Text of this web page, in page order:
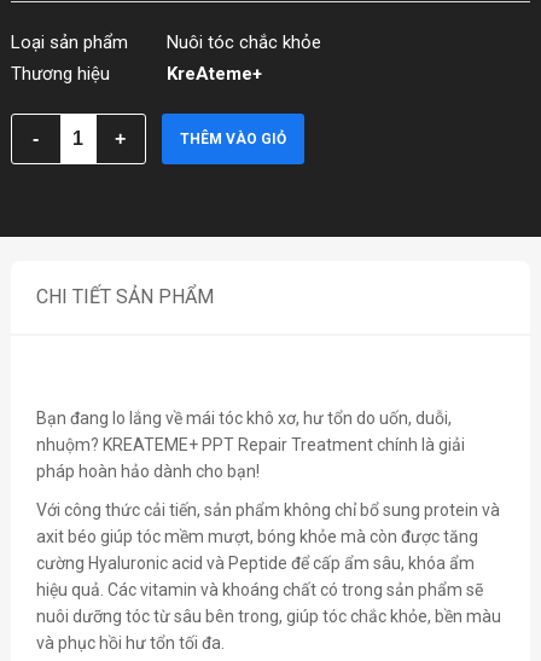
Loại sản phẩm
Nuôi tóc chắc khỏe
Thương hiệu
KreAteme+
THÊM VÀO GIỎ
CHI TIẾT SẢN PHẨM
Bạn đang lo lắng về mái tóc khô xơ, hư tổn do uốn, duỗi,
nhuộm? KREATEME+ PPT Repair Treatment chính là giải
pháp hoàn hảo dành cho bạn!
Với công thức cải tiến, sản phẩm không chỉ bổ sung protein và
axit béo giúp tóc mềm mượt, bóng khỏe mà còn được tăng
cường Hyaluronic acid và Peptide để cấp ẩm sâu, khóa ẩm
hiệu quả. Các vitamin và khoáng chất có trong sản phẩm sẽ
nuôi dưỡng tóc từ sâu bên trong, giúp tóc chắc khỏe, bền màu
và phục hồi hư tổn tối đa.